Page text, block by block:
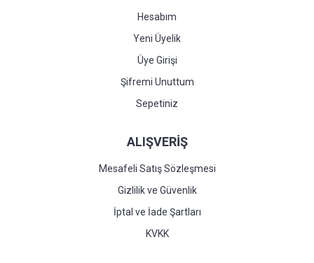
Hesabım
Yeni Üyelik
Üye Girişi
Şifremi Unuttum
Sepetiniz
ALIŞVERİŞ
Mesafeli Satış Sözleşmesi
Gizlilik ve Güvenlik
İptal ve İade Şartları
KVKK